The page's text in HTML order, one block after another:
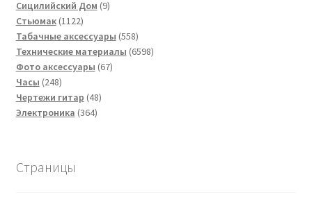
Сицилийский Дом 99
Стьюмак 11221122
товара
Табачные аксессуары 558558
товаров
Технические материалы 65986598
Фото аксессуары 6767
Часы 248248
товаров
Чертежи гитар 4848
Электроника 364364
Страницы